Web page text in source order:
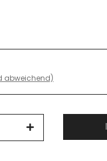
abweichend)